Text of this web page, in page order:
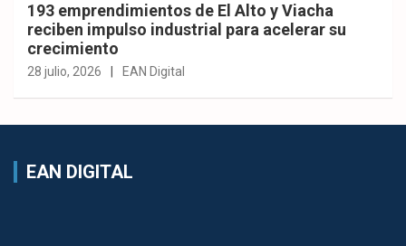
193 emprendimientos de El Alto y Viacha
reciben impulso industrial para acelerar su
crecimiento
28 julio, 2026 EAN Digital
EAN DIGITAL